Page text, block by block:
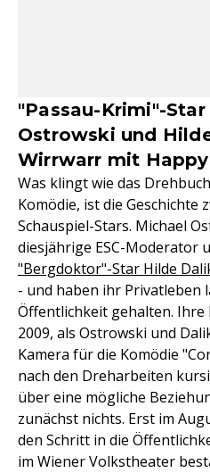
"Passau-Krimi"-
Ostrowski und
Wirrwarr mit Happy
Was klingt wie das
Komödie, ist die Geschichte
Schauspiel-Stars. Michael
diesjährige ESC-Moderator
"Bergdoktor"-Star Hilde
- und haben ihr Privatleben
Öffentlichkeit gehalten. Ihre
2009, als Ostrowski und
Kamera für die Komödie
nach den Dreharbeiten
über eine mögliche
zunächst nichts. Erst im
den Schritt in die
im Wiener Volkstheater